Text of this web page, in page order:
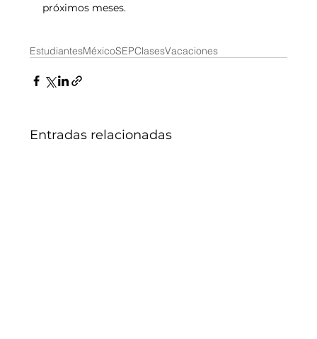
próximos meses.
EstudiantesMéxicoSEPClasesVacaciones
Entradas relacionadas